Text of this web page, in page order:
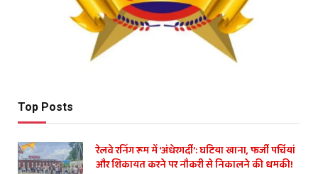
Top Posts
रेलवे रनिंग रूम में ‘अंधेरगर्दी’: घटिया खाना, फर्जी पर्चियां
और शिकायत करने पर नौकरी से निकालने की धमकी!